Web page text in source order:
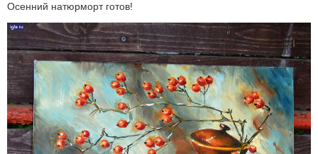
Осенний натюрморт готов!